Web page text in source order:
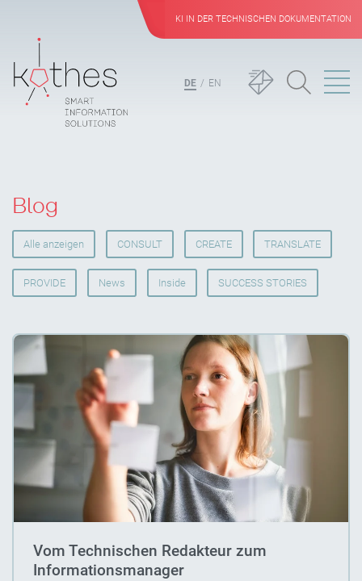
KI IN DER TECHNISCHEN DOKUMENTATION
DE EN
Blog
Alle anzeigen CONSULT CREATE TRANSLATE
PROVIDE News Inside SUCCESS STORIES
Vom Technischen Redakteur zum
Informationsmanager